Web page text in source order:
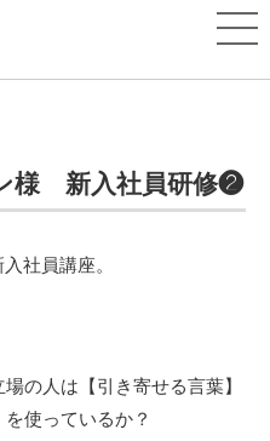
様 新入社員研修❷
社員講座。
の人は【引き寄せる言葉】
使っているか？